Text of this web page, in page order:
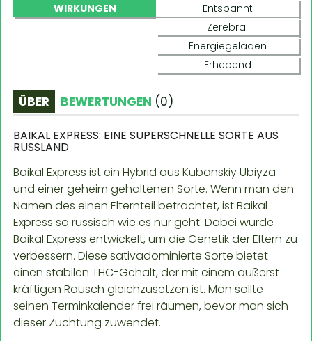
WIRKUNGEN
Entspannt
Zerebral
Energiegeladen
Erhebend
ÜBER BEWERTUNGEN (0)
BAIKAL EXPRESS: EINE SUPERSCHNELLE SORTE AUS
RUSSLAND
Baikal Express ist ein Hybrid aus Kubanskiy Ubiyza
und einer geheim gehaltenen Sorte. Wenn man den
Namen des einen Elternteil betrachtet, ist Baikal
Express so russisch wie es nur geht. Dabei wurde
Baikal Express entwickelt, um die Genetik der Eltern zu
verbessern. Diese sativadominierte Sorte bietet
einen stabilen THC-Gehalt, der mit einem äußerst
kräftigen Rausch gleichzusetzen ist. Man sollte
seinen Terminkalender frei räumen, bevor man sich
dieser Züchtung zuwendet.